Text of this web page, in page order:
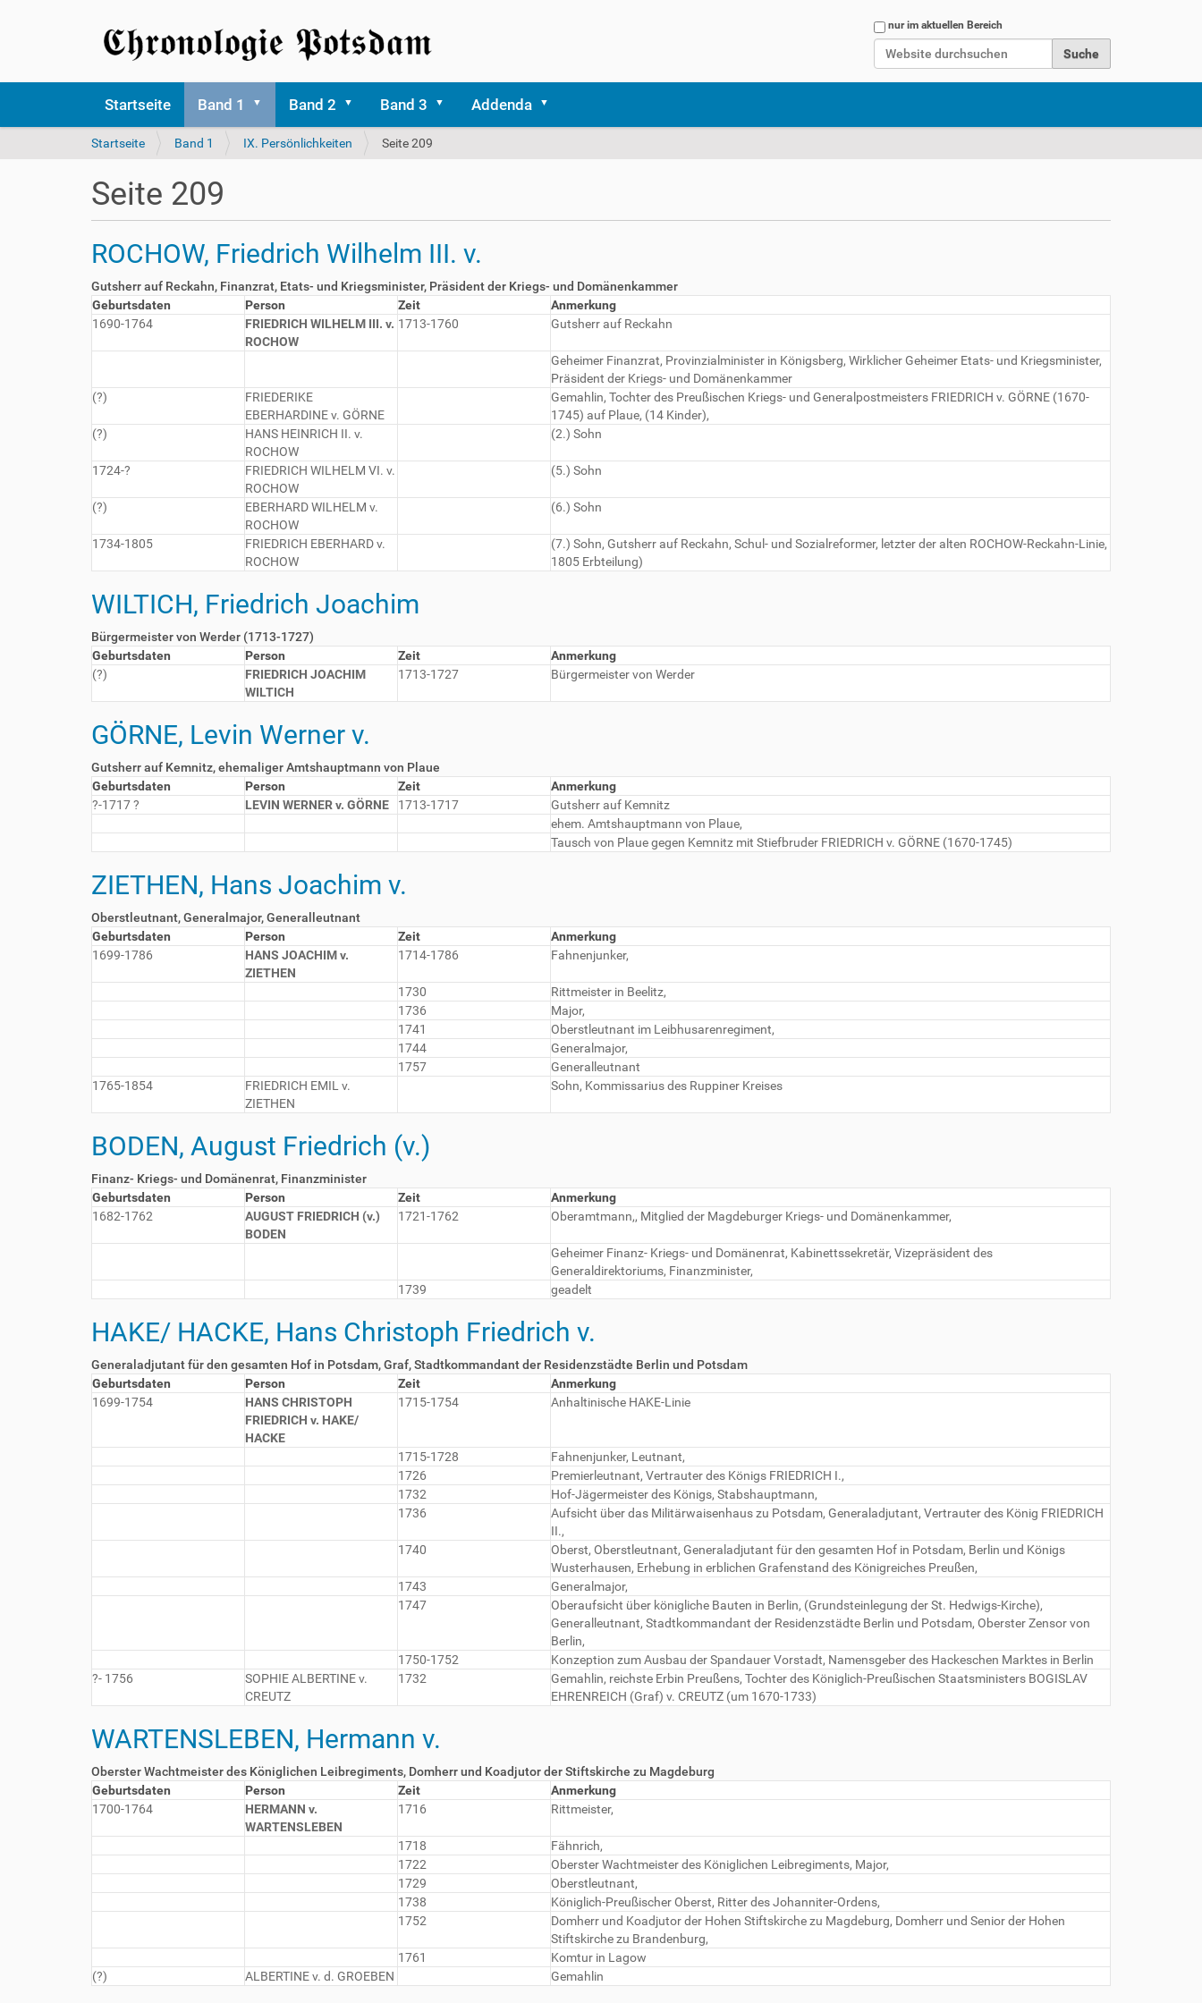
Website durchsuchen
nur im aktuellen Bereich
Startseite Band 1 Band 2 Band 3 Addenda
S
s
d
h
i
e
r
Startseite Band 1 IX. Persönlichkeiten Seite 209
Seite 209
ROCHOW, Friedrich Wilhelm III. v.
Gutsherr auf Reckahn, Finanzrat, Etats- und Kriegsminister, Präsident der Kriegs- und Domänenkammer
Geburtsdaten
Person Zeit
Anmerkung
1690-1764
FRIEDRICH WILHELM III. v.
ROCHOW
1713-1760 Gutsherr auf Reckahn
Geheimer Finanzrat, Provinzialminister in Königsberg, Wirklicher Geheimer Etats- und Kriegsminister,
Präsident der Kriegs- und Domänenkammer
(?)
FRIEDERIKE
EBERHARDINE v. GÖRNE
Gemahlin, Tochter des Preußischen Kriegs- und Generalpostmeisters FRIEDRICH v. GÖRNE (1670-
1745) auf Plaue, (14 Kinder),
(?)
HANS HEINRICH II. v.
ROCHOW
(2.) Sohn
1724-?
FRIEDRICH WILHELM VI. v.
ROCHOW
(5.) Sohn
(?)
EBERHARD WILHELM v.
ROCHOW
(6.) Sohn
1734-1805
FRIEDRICH EBERHARD v.
ROCHOW
(7.) Sohn, Gutsherr auf Reckahn, Schul- und Sozialreformer, letzter der alten ROCHOW-Reckahn-Linie,
1805 Erbteilung)
WILTICH, Friedrich Joachim
Bürgermeister von Werder (1713-1727)
Geburtsdaten
Person Zeit
Anmerkung
(?)
FRIEDRICH JOACHIM
WILTICH
1713-1727 Bürgermeister von Werder
GÖRNE, Levin Werner v.
Gutsherr auf Kemnitz, ehemaliger Amtshauptmann von Plaue
Geburtsdaten
Person Zeit
Anmerkung
?-1717 ?
LEVIN WERNER v. GÖRNE 1713-1717
Gutsherr auf Kemnitz
ehem. Amtshauptmann von Plaue,
Tausch von Plaue gegen Kemnitz mit Stiefbruder FRIEDRICH v. GÖRNE (1670-1745)
ZIETHEN, Hans Joachim v.
Oberstleutnant, Generalmajor, Generalleutnant
Geburtsdaten
Person Zeit
Anmerkung
1699-1786
HANS JOACHIM v.
ZIETHEN
1714-1786 Fahnenjunker,
1730
Rittmeister in Beelitz,
1736
Major,
1741
Oberstleutnant im Leibhusarenregiment,
1744
Generalmajor,
1757
Generalleutnant
1765-1854
FRIEDRICH EMIL v.
ZIETHEN
Sohn, Kommissarius des Ruppiner Kreises
BODEN, August Friedrich (v.)
Finanz- Kriegs- und Domänenrat, Finanzminister
Geburtsdaten
Person Zeit
Anmerkung
1682-1762
AUGUST FRIEDRICH (v.)
BODEN
1721-1762 Oberamtmann,, Mitglied der Magdeburger Kriegs- und Domänenkammer,
Geheimer Finanz- Kriegs- und Domänenrat, Kabinettssekretär, Vizepräsident des
Generaldirektoriums, Finanzminister,
1739
geadelt
HAKE/ HACKE, Hans Christoph Friedrich v.
Generaladjutant für den gesamten Hof in Potsdam, Graf, Stadtkommandant der Residenzstädte Berlin und Potsdam
Geburtsdaten
Person Zeit
Anmerkung
1699-1754
HANS CHRISTOPH
FRIEDRICH v. HAKE/
HACKE
1715-1754 Anhaltinische HAKE-Linie
1715-1728
Fahnenjunker, Leutnant,
1726
Premierleutnant, Vertrauter des Königs FRIEDRICH I.,
1732
Hof-Jägermeister des Königs, Stabshauptmann,
1736
Aufsicht über das Militärwaisenhaus zu Potsdam, Generaladjutant, Vertrauter des König FRIEDRICH
II.,
1740
Oberst, Oberstleutnant, Generaladjutant für den gesamten Hof in Potsdam, Berlin und Königs
Wusterhausen, Erhebung in erblichen Grafenstand des Königreiches Preußen,
1743
Generalmajor,
1747
Oberaufsicht über königliche Bauten in Berlin, (Grundsteinlegung der St. Hedwigs-Kirche),
Generalleutnant, Stadtkommandant der Residenzstädte Berlin und Potsdam, Oberster Zensor von
Berlin,
1750-1752
Konzeption zum Ausbau der Spandauer Vorstadt, Namensgeber des Hackeschen Marktes in Berlin
?- 1756
SOPHIE ALBERTINE v.
CREUTZ
1732
Gemahlin, reichste Erbin Preußens, Tochter des Königlich-Preußischen Staatsministers BOGISLAV
EHRENREICH (Graf) v. CREUTZ (um 1670-1733)
WARTENSLEBEN, Hermann v.
Oberster Wachtmeister des Königlichen Leibregiments, Domherr und Koadjutor der Stiftskirche zu Magdeburg
Geburtsdaten
Person Zeit
Anmerkung
1700-1764
HERMANN v.
WARTENSLEBEN
1716 Rittmeister,
1718
Fähnrich,
1722
Oberster Wachtmeister des Königlichen Leibregiments, Major,
1729
Oberstleutnant,
1738
Königlich-Preußischer Oberst, Ritter des Johanniter-Ordens,
1752
Domherr und Koadjutor der Hohen Stiftskirche zu Magdeburg, Domherr und Senior der Hohen
Stiftskirche zu Brandenburg,
1761
Komtur in Lagow
(?)
ALBERTINE v. d. GROEBEN Gemahlin